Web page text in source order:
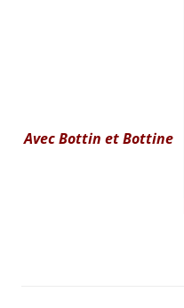
Avec Bottin et Bottine